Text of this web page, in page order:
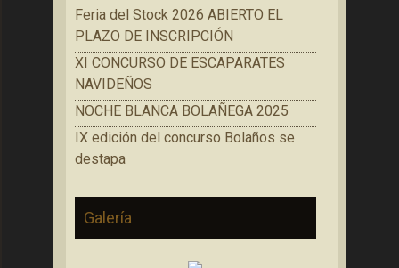
Feria del Stock 2026 ABIERTO EL
PLAZO DE INSCRIPCIÓN
XI CONCURSO DE ESCAPARATES
NAVIDEÑOS
NOCHE BLANCA BOLAÑEGA 2025
IX edición del concurso Bolaños se
destapa
Galería